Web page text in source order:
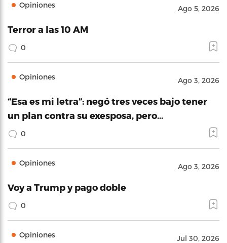
Opiniones Ago 5, 2026
Terror a las 10 AM
0
Opiniones Ago 3, 2026
“Esa es mi letra”: negó tres veces bajo tener
un plan contra su exesposa, pero…
0
Opiniones Ago 3, 2026
Voy a Trump y pago doble
0
Opiniones Jul 30, 2026